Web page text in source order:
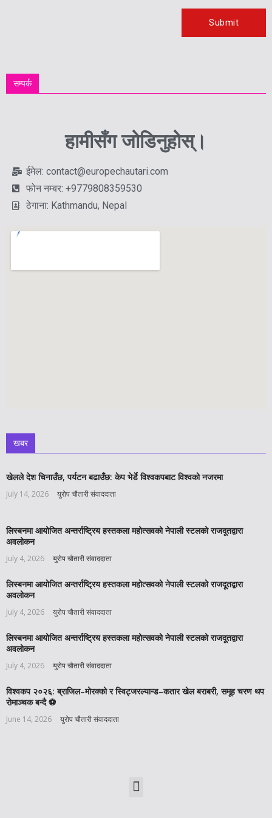
सम्पर्क
हामीसँग जोडिनुहोस्।
ईमेल: contact@europechautari.com
फोन नम्बर: +9779808359530
ठेगाना: Kathmandu, Nepal
खबर
खेलले देश चिनाउँछ, पर्यटन बढाउँछ: केप भेर्डे विश्वकपबाट विश्वको नजरमा
July 14, 2026 युरोप चौतारी संवाददाता
लिस्बनमा आयोजित अन्तर्राष्ट्रिय हस्तकला महोत्सवको नेपाली स्टलको राजदूतद्वारा
अवलोकन
July 4, 2026 युरोप चौतारी संवाददाता
लिस्बनमा आयोजित अन्तर्राष्ट्रिय हस्तकला महोत्सवको नेपाली स्टलको राजदूतद्वारा
अवलोकन
July 4, 2026 युरोप चौतारी संवाददाता
लिस्बनमा आयोजित अन्तर्राष्ट्रिय हस्तकला महोत्सवको नेपाली स्टलको राजदूतद्वारा
अवलोकन
July 4, 2026 युरोप चौतारी संवाददाता
विश्वकप २०२६: ब्राजिल–मोरक्को र स्विट्जरल्यान्ड–कतार खेल बराबरी, समूह चरण थप
रोमाञ्चक बन्दै ⚽️
June 14, 2026 युरोप चौतारी संवाददाता